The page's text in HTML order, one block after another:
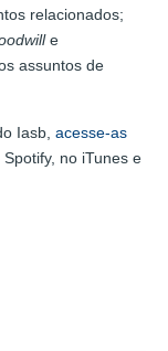
relacionados;
e
assuntos de
Iasb, acesse-as
no iTunes e